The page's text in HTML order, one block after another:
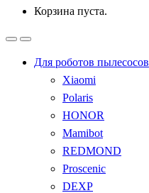
Корзина пуста.
Для роботов пылесосов
Xiaomi
Polaris
HONOR
Mamibot
REDMOND
Proscenic
DEXP